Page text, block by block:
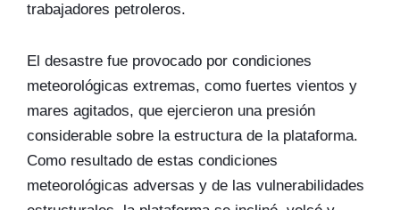
trabajadores petroleros.
El desastre fue provocado por condiciones
meteorológicas extremas, como fuertes vientos y
mares agitados, que ejercieron una presión
considerable sobre la estructura de la plataforma.
Como resultado de estas condiciones
meteorológicas adversas y de las vulnerabilidades